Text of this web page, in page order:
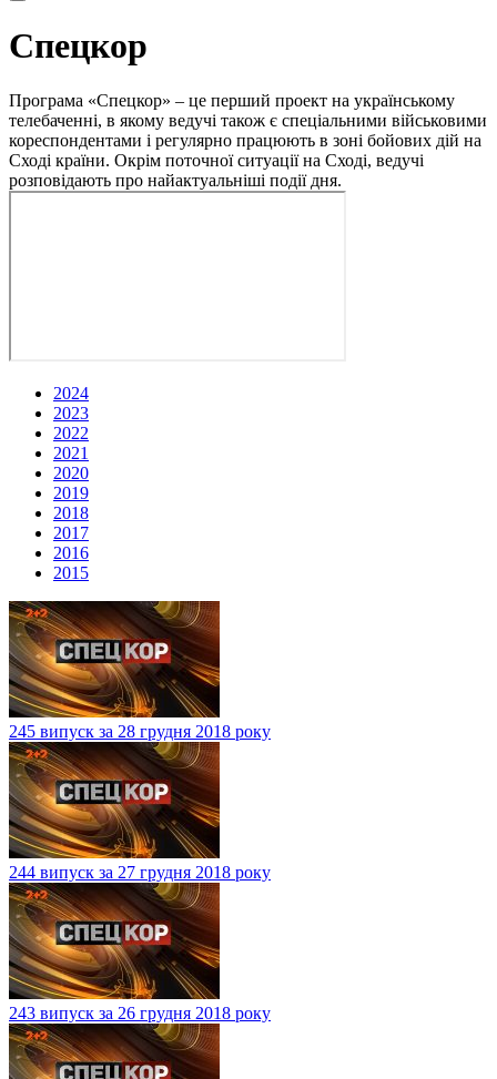
Спецкор
Програма «Спецкор» – це перший проект на українському
телебаченні, в якому ведучі також є спеціальними військовими
кореспондентами і регулярно працюють в зоні бойових дій на
Сході країни. Окрім поточної ситуації на Сході, ведучі
розповідають про найактуальніші події дня.
2024
2023
2022
2021
2020
2019
2018
2017
2016
2015
245 випуск за 28 грудня 2018 року
244 випуск за 27 грудня 2018 року
243 випуск за 26 грудня 2018 року